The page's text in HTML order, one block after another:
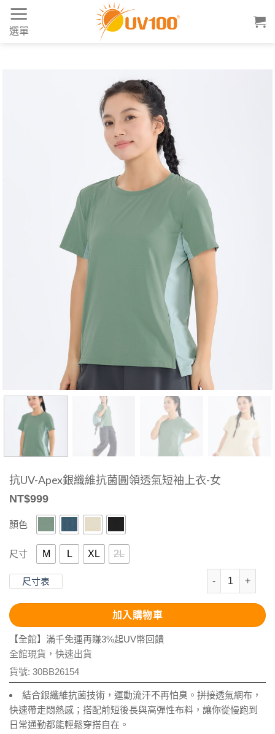
Skip
content
選單
抗UV-Apex銀纖維抗菌圓領透氣短袖上衣-女
NT$999
顏色
尺寸 M L XL 2L
尺寸表
抗UV-Apex銀
加入購物車
【全館】滿千免運再賺3%起UV幣回饋
全館現貨，快速出貨
貨號: 30BB26154
結合銀纖維抗菌技術，運動流汗不再怕臭。拼接透氣網布，
快速帶走悶熱感；搭配前短後長與高彈性布料，讓你從慢跑到
日常通勤都能輕鬆穿搭自在。